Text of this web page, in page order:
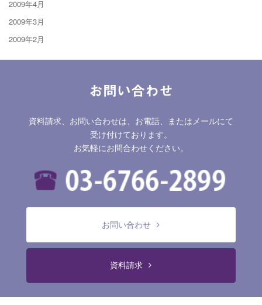
2009年4月
2009年3月
2009年2月
お問い合わせ
資料請求、お問い合わせは、お電話、またはメールにて
受け付けております。
お気軽にお問合わせください。
お問い合わせ
資料請求